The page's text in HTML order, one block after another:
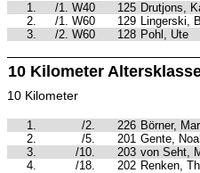
1. /1. W40 125 Drutjons,
2.
/1. W60 129 Lingerski,
3.
/2. W60 128 Pohl, Ute
10 Kilometer
10 Kilometer
1. /2. 226 Börner,
2.
/5. 201 Gente,
3.
/10. 203 von Seht,
4.
/18. 202 Renken,